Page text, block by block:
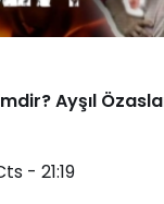
Ayşıl
- 21:19